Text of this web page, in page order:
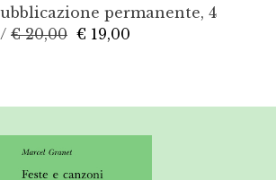
permanente, 4
€ 20,00 € 19,00